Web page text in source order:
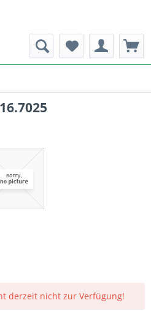
derzeit nicht zur Verfügung!